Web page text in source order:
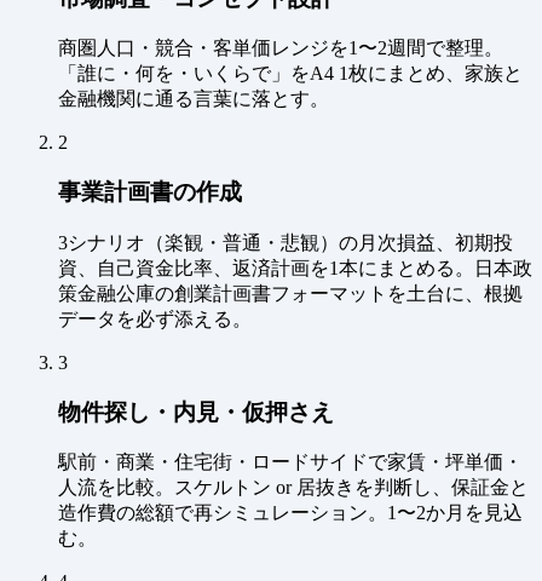
商圏人口・競合・客単価レンジを1〜2週間で整理。
「誰に・何を・いくらで」をA4 1枚にまとめ、家族と
金融機関に通る言葉に落とす。
2
事業計画書の作成
3シナリオ（楽観・普通・悲観）の月次損益、初期投
資、自己資金比率、返済計画を1本にまとめる。日本政
策金融公庫の創業計画書フォーマットを土台に、根拠
データを必ず添える。
3
物件探し・内見・仮押さえ
駅前・商業・住宅街・ロードサイドで家賃・坪単価・
人流を比較。スケルトン or 居抜きを判断し、保証金と
造作費の総額で再シミュレーション。1〜2か月を見込
む。